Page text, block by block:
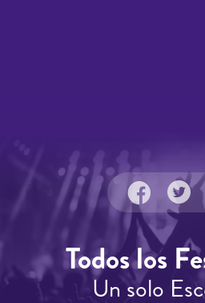
Todos los
Un solo